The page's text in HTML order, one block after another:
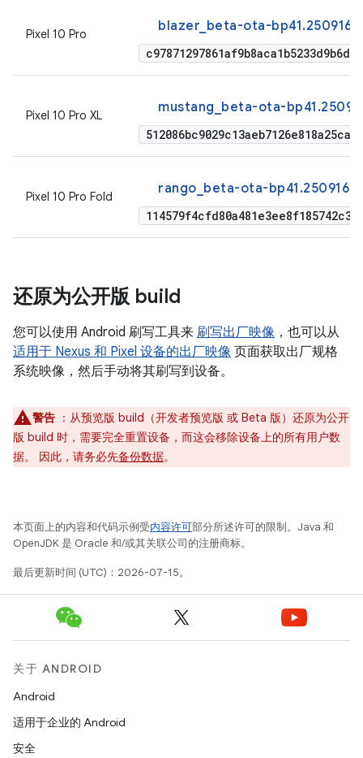
Pixel 10 Pro blazer_beta-ota-
Pixel 10 Pro XL mustang_beta-ota-
Pixel 10 Pro Fold rango_beta-ota-
还原为公开版 build
您可以使用 Android 刷写工具来 刷写出厂映像 ，也可以从
适用于 Nexus 和 Pixel 设备的出厂映像 页面获取出厂规格
系统映像，然后手动将其刷写到设备。
警告 ：从预览版 build（开发者预览版 或 Beta 版）还原为公开
版 build 时，需要完全重置设备，而这会移除设备上的所有用户数
据。 因此，请务必先备份数据。
本页面上的内容和代码示例受内容许可部分所述许可的限制。Java 和
OpenJDK 是 Oracle 和/或其关联公司的注册商标。
最后更新时间 (UTC)：2026-07-15。
关于 ANDROID
Android
适用于企业的 Android
安全